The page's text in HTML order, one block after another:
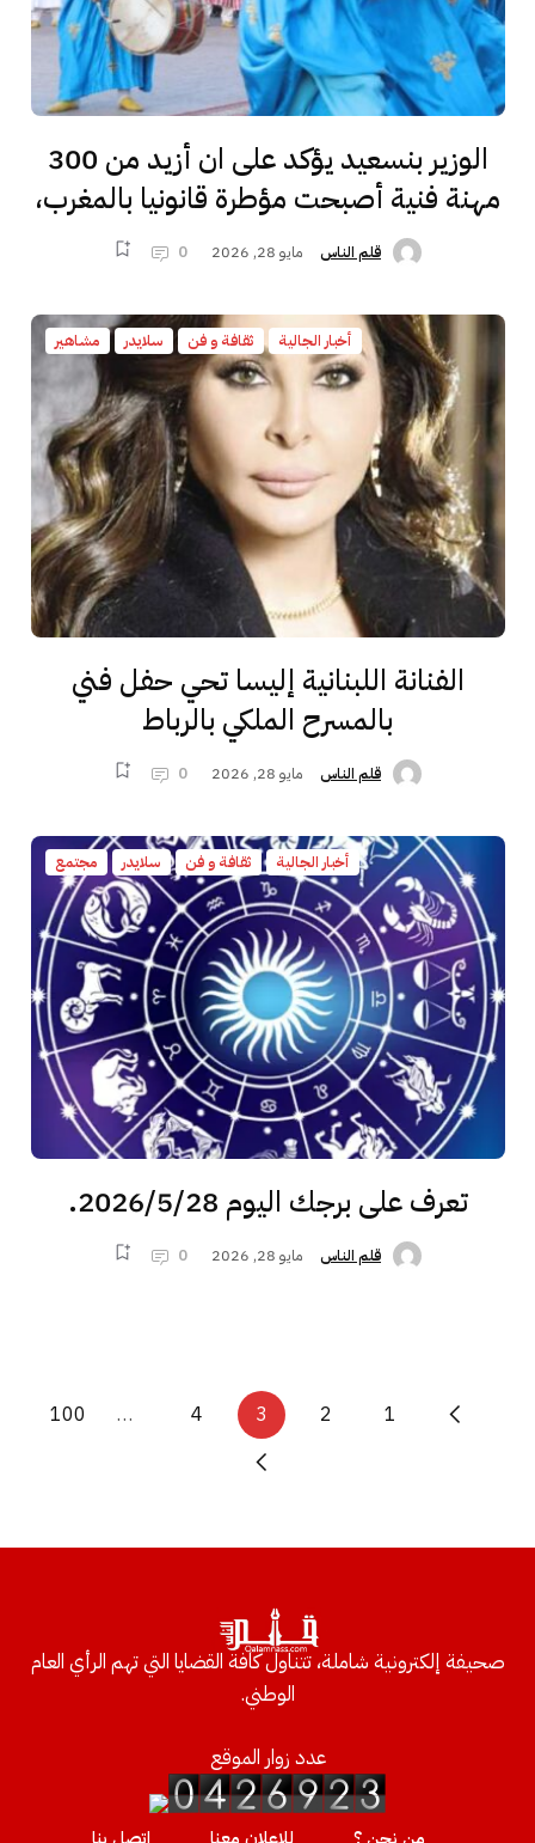
الوزير بنسعيد يؤكد على ان أزيد من 300
مهنة فنية أصبحت مؤطرة قانونيا بالمغرب،
قلم الناس مايو 28, 2026 0
أخبار الجالية ثقافة و فن سلايدر مشاهير
الفنانة اللبنانية إليسا تحي حفل فني
بالمسرح الملكي بالرباط
قلم الناس مايو 28, 2026 0
أخبار الجالية ثقافة و فن سلايدر مجتمع
تعرف على برجك اليوم 2026/5/28.
قلم الناس مايو 28, 2026 0
1
2
3
4
…
100
صحيفة إلكترونية شاملة، تتناول كافة القضايا التي تهم الرأي العام
الوطني.
عدد زوار الموقع